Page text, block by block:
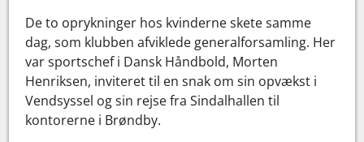
De to oprykninger hos kvinderne skete samme
dag, som klubben afviklede generalforsamling. Her
var sportschef i Dansk Håndbold, Morten
Henriksen, inviteret til en snak om sin opvækst i
Vendsyssel og sin rejse fra Sindalhallen til
kontorerne i Brøndby.